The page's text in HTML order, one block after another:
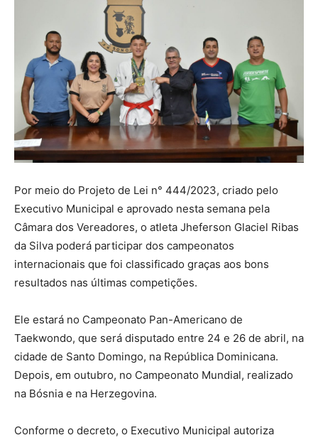
Por meio do Projeto de Lei n° 444/2023, criado pelo
Executivo Municipal e aprovado nesta semana pela
Câmara dos Vereadores, o atleta Jheferson Glaciel Ribas
da Silva poderá participar dos campeonatos
internacionais que foi classificado graças aos bons
resultados nas últimas competições.
Ele estará no Campeonato Pan-Americano de
Taekwondo, que será disputado entre 24 e 26 de abril, na
cidade de Santo Domingo, na República Dominicana.
Depois, em outubro, no Campeonato Mundial, realizado
na Bósnia e na Herzegovina.
Conforme o decreto, o Executivo Municipal autoriza